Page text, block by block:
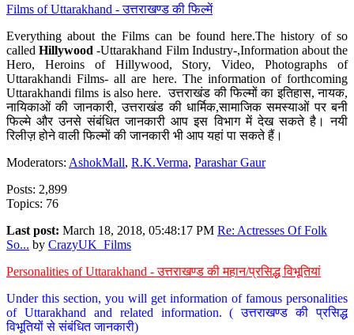
Films of Uttarakhand - उत्तराखण्ड की फिल्में
Everything about the Films can be found here.The history of so
calledHillywood-Uttarakhand Film Industry-,Information about the
Hero, Heroins of Hillywood, Story, Video, Photographs of
Uttarakhandi Films- all are here. The information of forthcoming
Uttarakhandi films is also here. उत्तराखंड की फिल्मों का इतिहास, नायक,
नायिकाओं की जानकारी, उत्तराखंड की धार्मिक,सामाजिक समस्याओं पर बनी
फिल्मे और उनसे संबंधित जानकारी आप इस विभाग में देख सकते है। नयी
रिलीज़ होने वाली फिल्मों की जानकारी भी आप यहां पा सकते हैं।
Moderators: AshokMall, R.K.Verma, Parashar Gaur
Posts: 2,899
Topics: 76
Last post: March 18, 2018, 05:48:17 PM Re: Actresses Of Folk
So... by CrazyUK_Films
Personalities of Uttarakhand - उत्तराखण्ड की महान/प्रसिद्ध विभूतियां
Under this section, you will get information of famous personalities
of Uttarakhand and related information. ( उत्तराखण्ड की प्रसिद्ध
विभूतियों से संबंधित जानकारी)